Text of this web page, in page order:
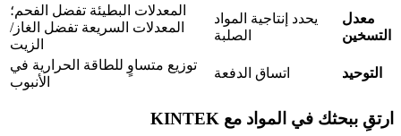
معدل
التسخين
يحدد إنتاجية المواد
الصلبة
المعدلات البطيئة تفضل الفحم؛
المعدلات السريعة تفضل الغاز/
الزيت
التوحيد
اتساق الدفعة
توزيع متساوٍ للطاقة الحرارية في
الأنبوب
ارتقِ ببحثك في المواد مع KINTEK